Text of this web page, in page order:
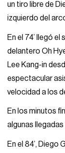
un tiro libre de
izquierdo del
En el 74’ llegó
delantero Oh
Lee Kang-in
espectacular
velocidad a los
En los minutos
algunas llegadas
En el 84’, Diego